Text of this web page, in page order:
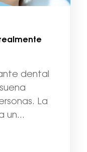
dental
La
un...